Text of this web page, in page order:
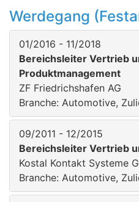
Werdegang
01/2016 - 11/2018
Bereichsleiter Vertrieb
Produktmanagement
ZF Friedrichshafen AG
Branche: Automotive,
09/2011 - 12/2015
Bereichsleiter Vertrieb
Kostal Kontakt Systeme
Branche: Automotive,